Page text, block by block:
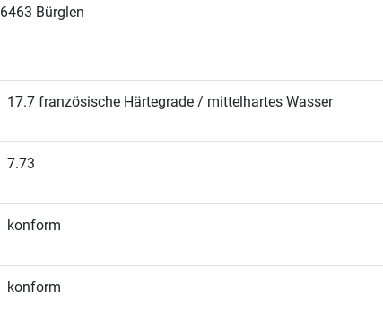
6463 Bürglen
17.7 französische Härtegrade / mittelhartes Wasser
7.73
konform
konform